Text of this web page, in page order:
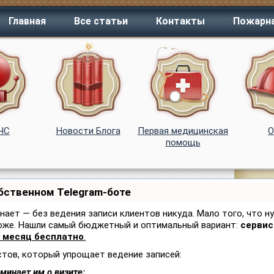
Главная Все статьи Контакты
Новости Блога
Первая медицинская
помощь
Telegram-боте
— без ведения записи клиентов никуда. Мало того, что
Нашли самый бюджетный и оптимальный вариант:
бесплатно.
который упрощает ведение записей: